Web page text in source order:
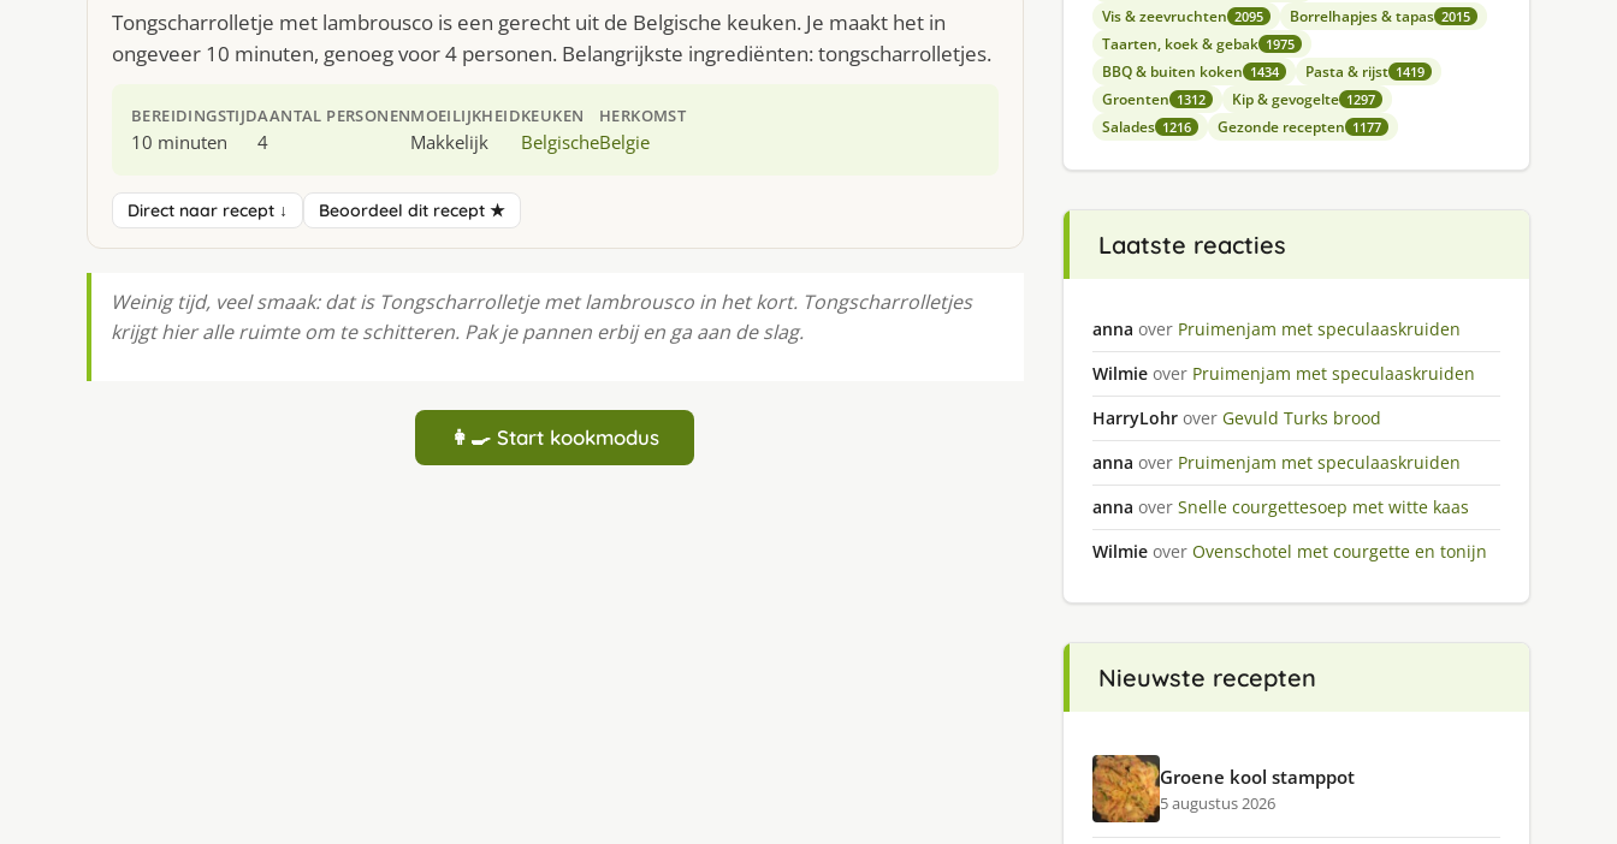
Tongscharrolletje met lambrousco is een gerecht uit de Belgische keuken. Je maakt het in
ongeveer 10 minuten, genoeg voor 4 personen. Belangrijkste ingrediënten: tongscharrolletjes.
BEREIDINGSTIJD
10 minuten
AANTAL PERSONEN
4
MOEILIJKHEID
Makkelijk
KEUKEN
Belgische
HERKOMST
Belgie
Direct naar recept ↓ Beoordeel dit recept ★
Weinig tijd, veel smaak: dat is Tongscharrolletje met lambrousco in het kort. Tongscharrolletjes
krijgt hier alle ruimte om te schitteren. Pak je pannen erbij en ga aan de slag.
👩‍🍳 Start kookmodus
Vis & zeevruchten 2095 Borrelhapjes & tapas 2015
Taarten, koek & gebak 1975
BBQ & buiten koken 1434 Pasta & rijst 1419
Groenten 1312 Kip & gevogelte 1297
Salades 1216 Gezonde recepten 1177
Laatste reacties
anna over Pruimenjam met speculaaskruiden
Wilmie over Pruimenjam met speculaaskruiden
HarryLohr over Gevuld Turks brood
anna over Pruimenjam met speculaaskruiden
anna over Snelle courgettesoep met witte kaas
Wilmie over Ovenschotel met courgette en tonijn
Nieuwste recepten
Groene kool stamppot
5 augustus 2026